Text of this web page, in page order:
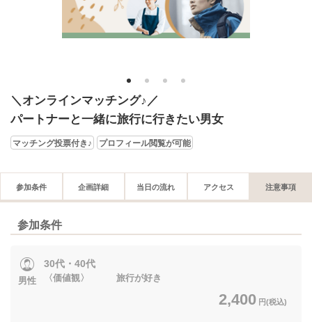
1 2 3 4
＼オンラインマッチング♪／
パートナーと一緒に旅行に行きたい男女
マッチング投票付き♪ プロフィール閲覧が可能
参加条件 企画詳細 当日の流れ アクセス 注意事項
参加条件
男性
30代・40代
〈価値観〉 旅行が好き
2,400 円(税込)